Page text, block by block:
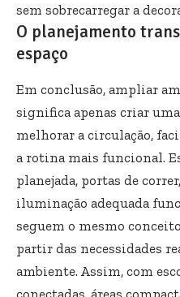
sem sobrecarregar a
O planejamento
espaço
Em conclusão, ampliar
significa apenas criar
melhorar a circulação,
a rotina mais funcional.
planejada, portas de
iluminação adequada
seguem o mesmo
partir das necessidades
ambiente. Assim, com
conectadas, áreas